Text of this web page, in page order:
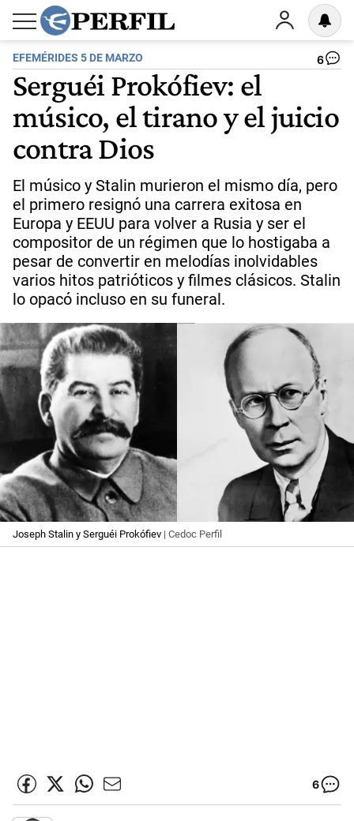
EFEMÉRIDES 5 DE MARZO 6
Serguéi Prokófiev: el
músico, el tirano y el juicio
contra Dios
El músico y Stalin murieron el mismo día, pero
el primero resignó una carrera exitosa en
Europa y EEUU para volver a Rusia y ser el
compositor de un régimen que lo hostigaba a
pesar de convertir en melodías inolvidables
varios hitos patrióticos y filmes clásicos. Stalin
lo opacó incluso en su funeral.
Joseph Stalin y Serguéi Prokófiev | Cedoc Perfil
6